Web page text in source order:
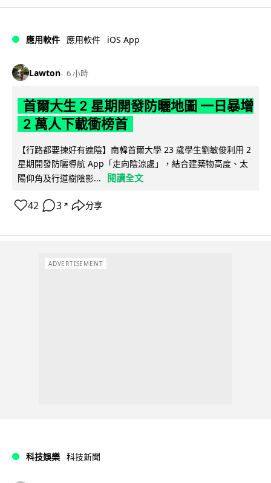
應用軟件 應用軟件 iOS App
Lawton 6 小時
首爾大生 2 星期開發防曬地圖 一日暴增
2 萬人下載衝榜首
【行路都要揀好有遮陰】南韓首爾大學 23 歲學生劉敏俊利用 2
星期開發防曬導航 App「走向陰涼處」，結合建築物高度、太
陽仰角及行道樹陰影...
閱讀全文
42 3 ↗ 分享
ADVERTISEMENT
科技娛樂 科技新聞